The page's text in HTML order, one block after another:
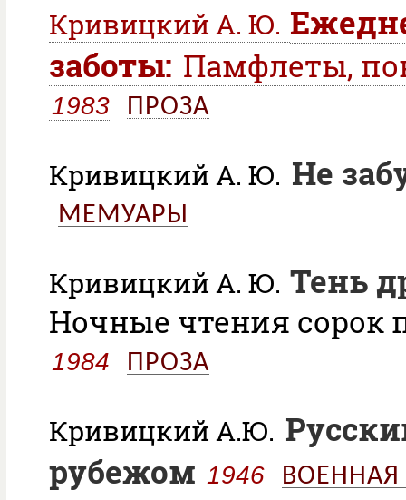
Кривицкий А. Ю.
заботы: Памфлеты,
1983 ПРОЗА
Кривицкий А. Ю. Не
МЕМУАРЫ
Кривицкий А. Ю. Тень
Ночные чтения сорок
1984 ПРОЗА
Кривицкий А.Ю.
рубежом 1946